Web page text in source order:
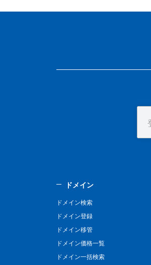
ドメイン
ドメイン検索
ドメイン登録
ドメイン移管
ドメイン価格一覧
ドメイン一括検索